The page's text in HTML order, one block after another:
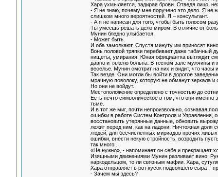
Хара ухмыляется, задирая брови. Отведя лицо,
- Я не знаю, почему мне поручено это дело. Я не
слишком много вероятностей. Я – консультант.
- А я не написан для того, чтобы быть голосом
Ты умеешь решать дело миром. В отличие от
Мунин бледно улыбается.
- Может быть.
И оба замолкают. Спустя минуту им приносят
Вонь половой тряпки перебивает даже табачный
нищеты, умирания. Юная официантка выглядит
давно и тяжело больна. В тесном зале мужчины
веселье. Мунин смотрит на них и видит, что
Так везде. Они могли бы войти в дорогое
мрачную поволоку, которую не обманут зеркала и
Но они не войдут.
Местоположение определено с точностью до
Есть нечто символическое в том, что они
тьме.
И в тот же миг, почти непроизвольно, сознавая
ошибки в работе Систем Контроля и Управления,
восстановить утерянные данные, обновить
лежит перед ним, как на ладони. Ничтожная доля
людей, для бесчисленных мириадов прочих
ошибки, внести некую стройность, возродить
так много...
«Не нужно», - напоминает он себе и прекращает
Изящными движениями Мунин разливает вино.
наркодельцом, то ли связным мафии. Хара,
Хара отправляет в рот кусок подсохшего сыра –
- Зачем мы здесь?